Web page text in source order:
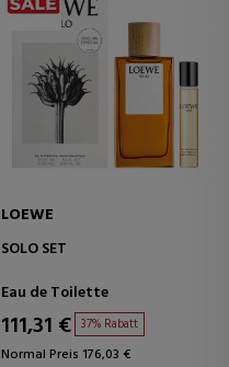
LOEWE
SOLO SET
Eau de Toilette
111,31 € 37% Rabatt
Normal Preis 176,03 €